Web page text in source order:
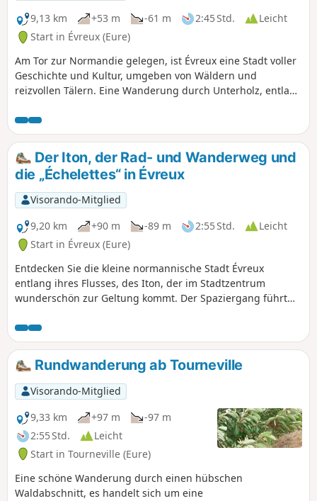
9,13 km
+53 m -61 m 2:45 Std.
Leicht
Start in Évreux (Eure)
Am Tor zur Normandie gelegen, ist Évreux eine Stadt voller
Geschichte und Kultur, umgeben von Wäldern und
reizvollen Tälern. Eine Wanderung durch Unterholz, entlang
und der Côte Blanche, dann am Wasser entlang des Iton
mit den alten Waschhäusern.
Der Iton, der Rad- und Wanderweg und
die „Échelettes“ in Évreux
Visorando-Mitglied
9,20 km
+90 m -89 m 2:55 Std.
Leicht
Start in Évreux (Eure)
Entdecken Sie die kleine normannische Stadt Évreux
entlang ihres Flusses, des Iton, der im Stadtzentrum
wunderschön zur Geltung kommt. Der Spaziergang führt
Ausblicke auf die Stadt und das Tal.
Rundwanderung ab Tourneville
Visorando-Mitglied
9,33 km
+97 m
-97 m
2:55 Std.
Leicht
Start in Tourneville (Eure)
Eine schöne Wanderung durch einen hübschen
Waldabschnitt, es handelt sich um eine